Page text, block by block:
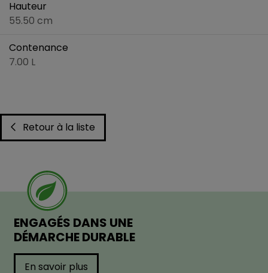
Hauteur
55.50 cm
Contenance
7.00 L
Retour à la liste
ENGAGÉS DANS UNE
DÉMARCHE DURABLE
En savoir plus